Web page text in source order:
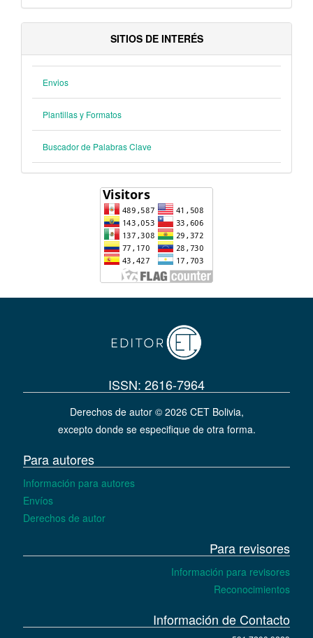
SITIOS DE INTERÉS
Envios
Plantillas y Formatos
Buscador de Palabras Clave
ISSN: 2616-7964
Derechos de autor © 2026 CET Bolivia,
excepto donde se especifique de otra forma.
Para autores
Información para autores
Envíos
Derechos de autor
Para revisores
Información para revisores
Reconocimientos
Información de Contacto